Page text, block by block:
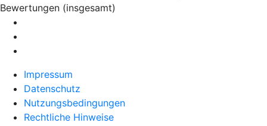
Bewertungen (insgesamt)
Impressum
Datenschutz
Nutzungsbedingungen
Rechtliche Hinweise